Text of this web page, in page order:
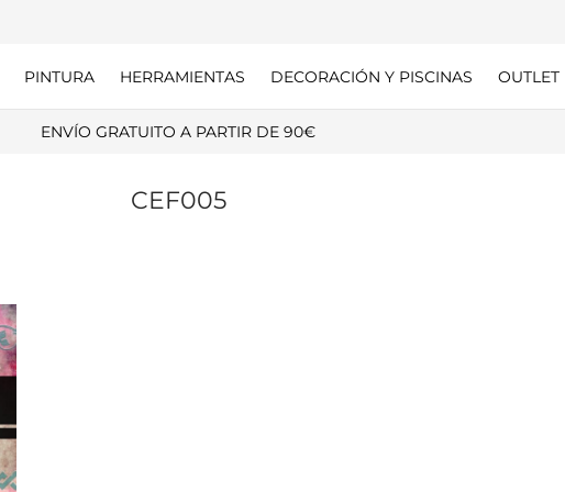
PINTURA HERRAMIENTAS DECORACIÓN Y PISCINAS OUTLET
ENVÍO GRATUITO A PARTIR DE 90€
CEF005